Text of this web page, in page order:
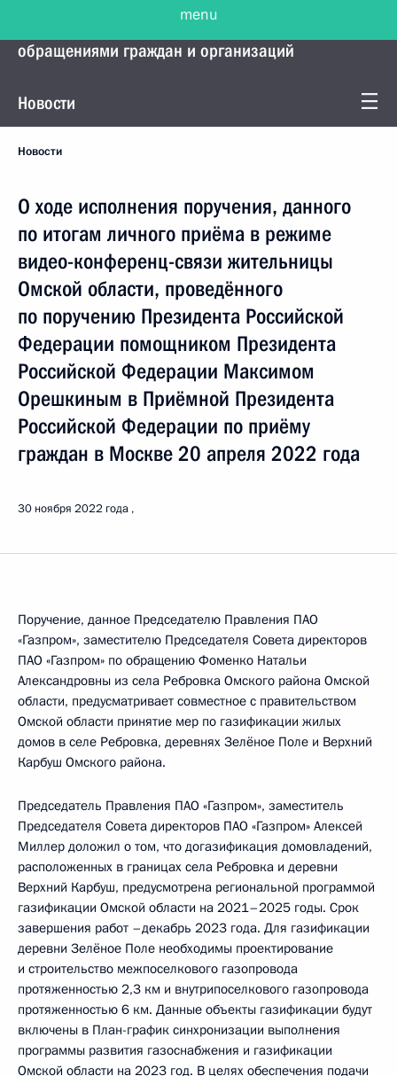
обращениями граждан и организаций
Новости
Новости
О ходе исполнения поручения, данного
по итогам личного приёма в режиме
видео-конференц-связи жительницы
Омской области, проведённого
по поручению Президента Российской
Федерации помощником Президента
Российской Федерации Максимом
Орешкиным в Приёмной Президента
Российской Федерации по приёму
граждан в Москве 20 апреля 2022 года
30 ноября 2022 года
Поручение, данное Председателю Правления ПАО
«Газпром», заместителю Председателя Совета директоров
ПАО «Газпром» по обращению Фоменко Натальи
Александровны из села Ребровка Омского района Омской
области, предусматривает совместное с правительством
Омской области принятие мер по газификации жилых
домов в селе Ребровка, деревнях Зелёное Поле и Верхний
Карбуш Омского района.
Председатель Правления ПАО «Газпром», заместитель
Председателя Совета директоров ПАО «Газпром» Алексей
Миллер доложил о том, что догазификация домовладений,
расположенных в границах села Ребровка и деревни
Верхний Карбуш, предусмотрена региональной программой
газификации Омской области на 2021–2025 годы. Срок
завершения работ –декабрь 2023 года. Для газификации
деревни Зелёное Поле необходимы проектирование
и строительство межпоселкового газопровода
протяженностью 2,3 км и внутрипоселкового газопровода
протяженностью 6 км. Данные объекты газификации будут
включены в План-график синхронизации выполнения
программы развития газоснабжения и газификации
Омской области на 2023 год. В целях обеспечения подачи